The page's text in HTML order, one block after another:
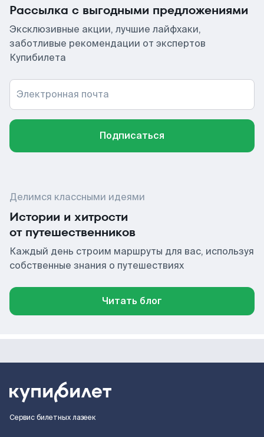
Рассылка с выгодными предложениями
Эксклюзивные акции, лучшие лайфхаки,
заботливые рекомендации от экспертов
Купибилета
Электронная почта
Подписаться
Делимся классными идеями
Истории и хитрости
от путешественников
Каждый день строим маршруты для вас, используя
собственные знания о путешествиях
Читать блог
Сервис билетных лазеек